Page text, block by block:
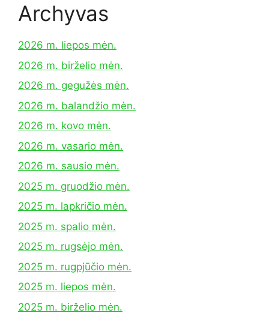
Archyvas
2026 m. liepos mėn.
2026 m. birželio mėn.
2026 m. gegužės mėn.
2026 m. balandžio mėn.
2026 m. kovo mėn.
2026 m. vasario mėn.
2026 m. sausio mėn.
2025 m. gruodžio mėn.
2025 m. lapkričio mėn.
2025 m. spalio mėn.
2025 m. rugsėjo mėn.
2025 m. rugpjūčio mėn.
2025 m. liepos mėn.
2025 m. birželio mėn.